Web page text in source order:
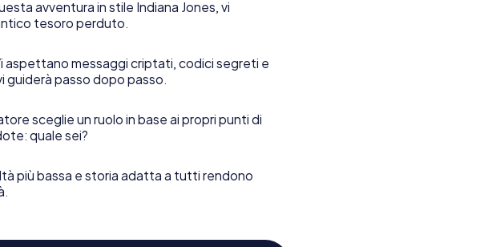
avventura in stile Indiana Jones, vi
tesoro perduto.
aspettano messaggi criptati, codici segreti e
guiderà passo dopo passo.
sceglie un ruolo in base ai propri punti di
quale sei?
più bassa e storia adatta a tutti rendono